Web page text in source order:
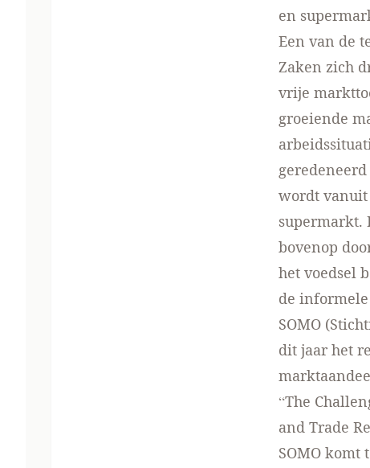
en
Een van de
Zaken zich
vrije
groeiende
wordt vanuit
supermarkt.
bovenop
het voedsel
de informele
SOMO
dit jaar het
“The
and Trade
SOMO komt